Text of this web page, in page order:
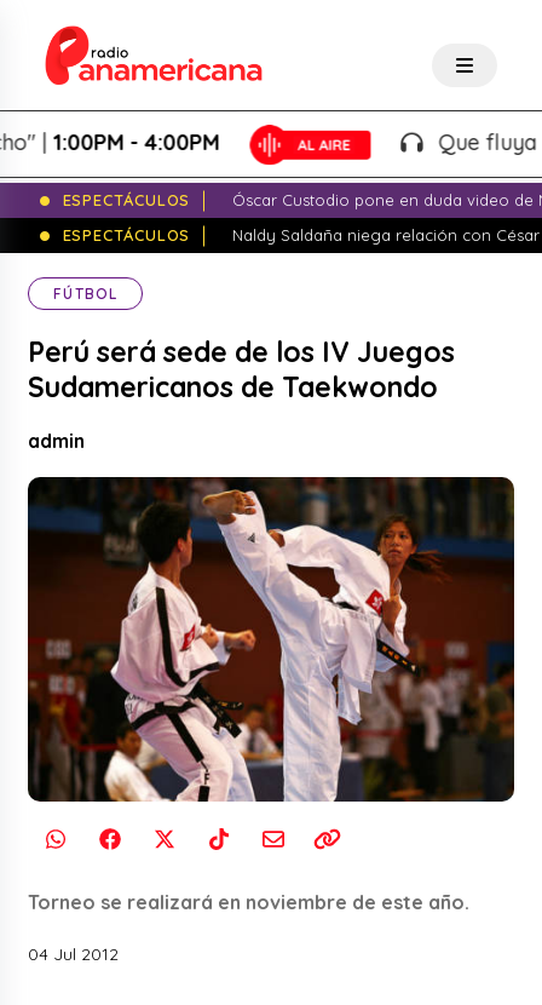
1:00PM - 4:00PM Que fluya la
ESPECTÁCULOS
Óscar Custodio pone en duda video de
ESPECTÁCULOS
Naldy Saldaña niega relación con
FÚTBOL
Perú será sede de los IV Juegos
Sudamericanos de Taekwondo
admin
Torneo se realizará en noviembre de este año.
04 Jul 2012